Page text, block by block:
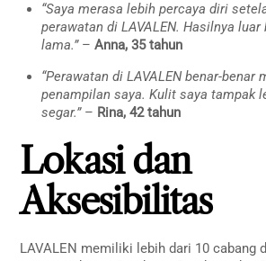
“Saya merasa lebih percaya diri
perawatan di LAVALEN. Hasilnya
lama.”–Anna, 35 tahun
“Perawatan di LAVALEN benar-benar
penampilan saya. Kulit saya tampak
segar.”– Rina, 42 tahun
Lokasi dan
Aksesibilitas
LAVALEN memiliki lebih dari 10 cabang